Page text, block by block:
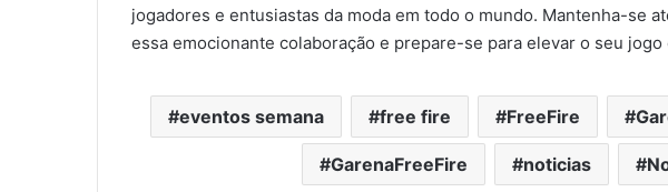
jogadores e entusiastas da moda em todo o mundo. Mantenha-se
essa emocionante colaboração e prepare-se para elevar o seu
eventos semana free fire FreeFire
GarenaFreeFire noticias